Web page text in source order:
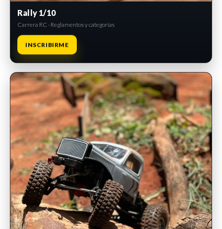
Rally 1/10
Carrera RC · Reglamentos y categorías
INSCRIBIRME
INSCRIPCIONES ABIERTAS